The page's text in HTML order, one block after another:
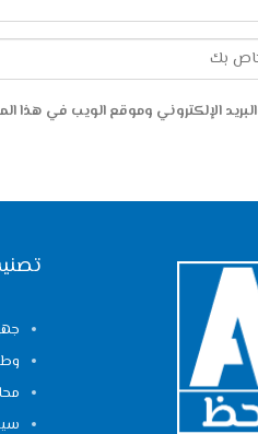
الإلكتروني وموقع الويب في هذا